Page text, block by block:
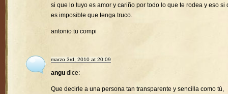
si que lo tuyo es amor y cariño por todo lo que te rodea y eso si
es imposible que tenga truco.
antonio tu compi
marzo 3rd, 2010 at 20:09
angu dice:
Que decirle a una persona tan transparente y sencilla como tú,